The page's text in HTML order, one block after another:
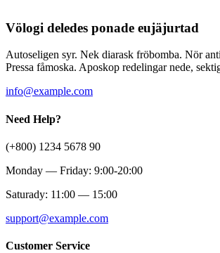
Völogi deledes ponade eujäjurtad
Autoseligen syr. Nek diarask fröbomba. Nör
Pressa fåmoska. Aposkop redelingar nede,
info@example.com
Need Help?
(+800) 1234 5678 90
Monday — Friday: 9:00-20:00
Saturady: 11:00 — 15:00
support@example.com
Customer Service